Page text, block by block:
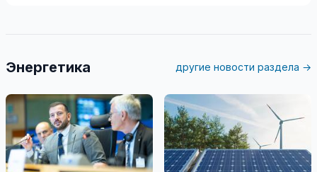
Энергетика другие новости раздела →